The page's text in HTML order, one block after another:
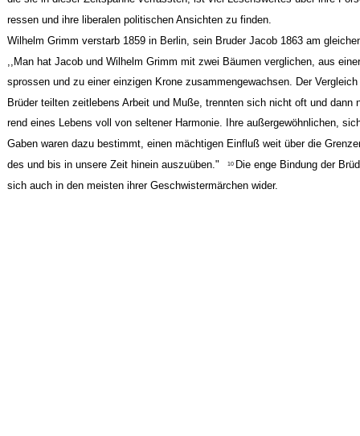
ressen und ihre liberalen politischen Ansichten zu finden.
Wilhelm Grimm verstarb 1859 in Berlin, sein Bruder Jacob 1863 am
,,Man hat Jacob und Wilhelm Grimm mit zwei Bäumen verglichen, aus
sprossen und zu einer einzigen Krone zusammengewachsen. Der
Brüder teilten zeitlebens Arbeit und Muße, trennten sich nicht oft und dann
rend eines Lebens voll von seltener Harmonie. Ihre außergewöhnlichen,
Gaben waren dazu bestimmt, einen mächtigen Einfluß weit über die
des und bis in unsere Zeit hinein auszuüben."
10 Die enge Bindung der
sich auch in den meisten ihrer Geschwistermärchen wider.